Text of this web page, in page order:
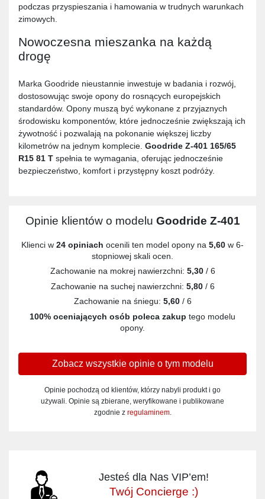
podczas przyspieszania i hamowania w trudnych warunkach
zimowych.
Nowoczesna mieszanka na każdą
drogę
Marka Goodride nieustannie inwestuje w badania i rozwój,
dostosowując swoje opony do rosnących europejskich
standardów. Opony muszą być wykonane z przyjaznych
środowisku komponentów, które jednocześnie zwiększają ich
żywotność i pozwalają na pokonanie większej liczby
kilometrów na jednym komplecie. Goodride Z-401 165/65
R15 81 T spełnia te wymagania, oferując jednocześnie
bezpieczeństwo, komfort i przystępny koszt podróży.
Opinie klientów o modelu Goodride Z-401
Klienci w 24 opiniach ocenili ten model opony na 5,60 w 6-
stopniowej skali ocen.
Zachowanie na mokrej nawierzchni: 5,30/ 6
Zachowanie na suchej nawierzchni: 5,80/ 6
Zachowanie na śniegu: 5,60/ 6
100% oceniających osób poleca zakup tego modelu
opony.
Zobacz wszystkie opinie o tym modelu
Opinie pochodzą od klientów, którzy nabyli produkt i go
używali. Opinie są zbierane, weryfikowane i publikowane
zgodnie z regulaminem.
Jesteś dla Nas VIP’em!
Twój Concierge :)